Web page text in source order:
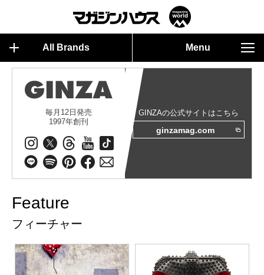
All Brands Menu
毎月12日発売
1997年創刊
GINZAの公式サイトはこちら
ginzamag.com
Feature
フィーチャー